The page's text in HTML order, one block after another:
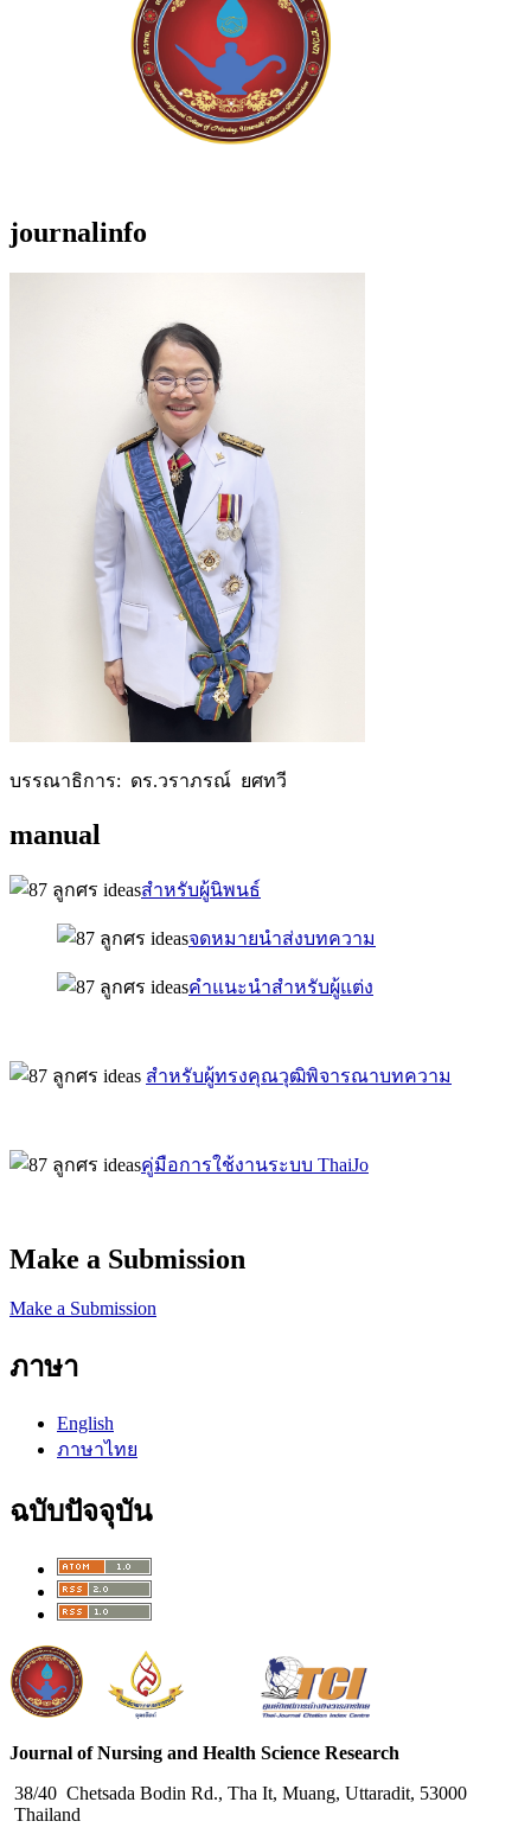
journalinfo
บรรณาธิการ: ดร.วราภรณ์ ยศทวี
manual
สำหรับผู้นิพนธ์
จดหมายนำส่งบทความ
คำแนะนำสำหรับผู้แต่ง
สำหรับผู้ทรงคุณวุฒิพิจารณาบทความ
คู่มือการใช้งานระบบ ThaiJo
Make a Submission
Make a Submission
ภาษา
English
ภาษาไทย
ฉบับปัจจุบัน
Journal of Nursing and Health Science Research
38/40 Chetsada Bodin Rd., Tha It, Muang, Uttaradit, 53000
Thailand